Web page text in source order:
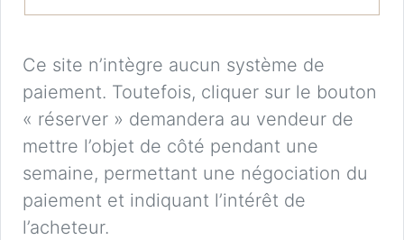
Ce site n’intègre aucun système de
paiement. Toutefois, cliquer sur le bouton
« réserver » demandera au vendeur de
mettre l’objet de côté pendant une
semaine, permettant une négociation du
paiement et indiquant l’intérêt de
l’acheteur.